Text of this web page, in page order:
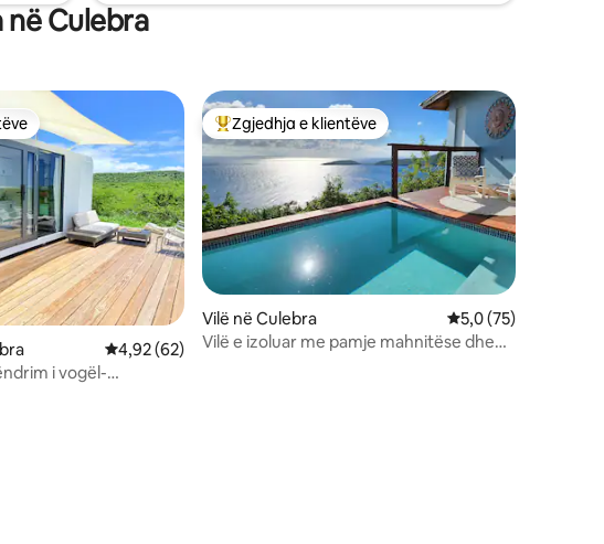
Culebra
vlerësime
Vlerësimi mesatar 4,92 nga 5, 62 vlerësime
4,92 (62)
i vogël-
Më të mirat e zgjedhjeve të klientëve
Zgjedhja e klientëve
Vilë në Culebra Vlerësimi mesatar
5,0 (75)
Vilë e izoluar me pamje mahnitëse dhe